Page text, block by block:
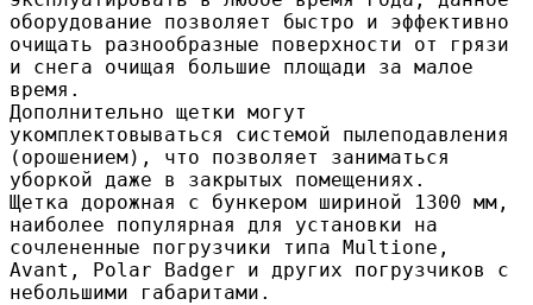
оборудование позволяет быстро и эффективно
очищать разнообразные поверхности от грязи
и снега очищая большие площади за малое
время.
Дополнительно щетки могут
укомплектовываться системой пылеподавления
(орошением), что позволяет заниматься
уборкой даже в закрытых помещениях.
Щетка дорожная с бункером шириной 1300 мм,
наиболее популярная для установки на
сочлененные погрузчики типа Multione,
Avant, Polar Badger и других погрузчиков с
небольшими габаритами.